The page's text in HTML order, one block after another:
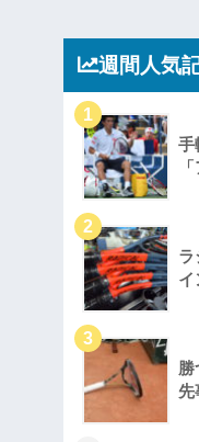
週間人気
手
ラ
イ
勝
先